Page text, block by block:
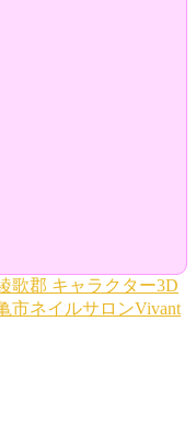
歌郡 キャラクター3D
市ネイルサロンVivant